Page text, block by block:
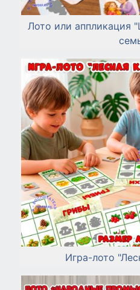
Лото или аппликация
Игра-лото